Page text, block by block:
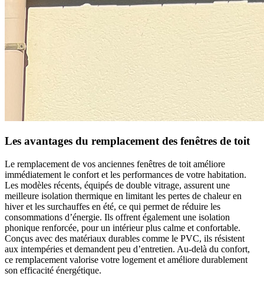
Les avantages du remplacement des fenêtres de toit
Le remplacement de vos anciennes fenêtres de toit améliore
immédiatement le confort et les performances de votre habitation.
Les modèles récents, équipés de double vitrage, assurent une
meilleure isolation thermique en limitant les pertes de chaleur en
hiver et les surchauffes en été, ce qui permet de réduire les
consommations d’énergie. Ils offrent également une isolation
phonique renforcée, pour un intérieur plus calme et confortable.
Conçus avec des matériaux durables comme le PVC, ils résistent
aux intempéries et demandent peu d’entretien. Au-delà du confort,
ce remplacement valorise votre logement et améliore durablement
son efficacité énergétique.